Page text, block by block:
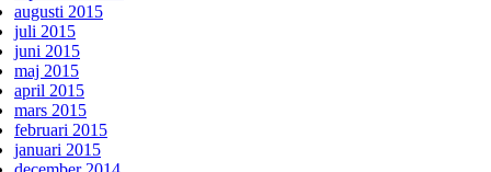
augusti 2015
juli 2015
juni 2015
maj 2015
april 2015
mars 2015
februari 2015
januari 2015